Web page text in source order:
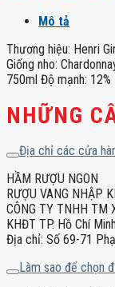
lượngMô tả
Thương hiệu: Henri
Giống nho:
750ml Độ mạnh: 12%
NHỮNG
Địa chỉ các cửa
HẦM RƯỢU NGON
RƯỢU VANG NHẬP
CÔNG TY TNHH TM
KHĐT TP. Hồ Chí
Địa chỉ: Số 69-71
Làm sao để chọn